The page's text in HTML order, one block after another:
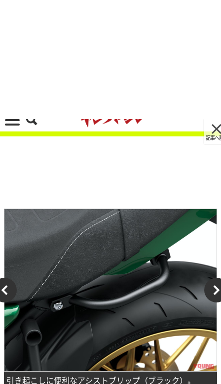
引き起こしに便利なアシストブリップ（ブラック）。